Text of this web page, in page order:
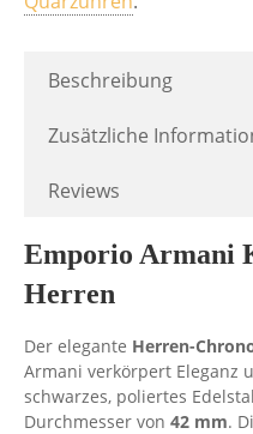
Beschreibung
Zusätzliche
Reviews
Emporio Armani
Herren
Der elegante Herren-
Armani verkörpert Eleganz
schwarzes, poliertes
Durchmesser von 42 mm.